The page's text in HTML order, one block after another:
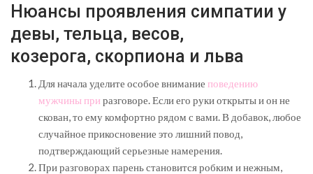
Нюансы проявления симпатии у
девы, тельца, весов,
козерога, скорпиона и льва
Для начала уделите особое внимание поведению
мужчины при разговоре. Если его руки открыты и он не
скован, то ему комфортно рядом с вами. В добавок, любое
случайное прикосновение это лишний повод,
подтверждающий серьезные намерения.
При разговорах парень становится робким и нежным,